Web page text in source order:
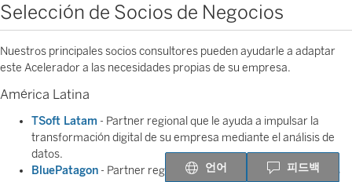
Selección de Socios de Negocios
Nuestros principales socios consultores pueden ayudarle a adaptar
este Acelerador a las necesidades propias de su empresa.
América Latina
TSoft Latam - Partner regional que le ayuda a impulsar la
transformación digital de su empresa mediante el análisis de
datos.
BluePatagon - Partner regional que le ayuda a tomar mejores
언어 피드백